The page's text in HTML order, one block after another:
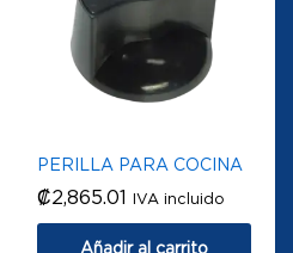
PERILLA PARA COCINA
₡2,865.01 IVA incluido
Añadir al carrito